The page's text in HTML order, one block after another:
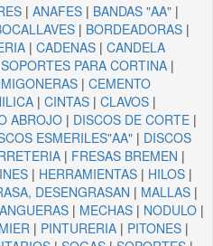
| ANAFES| BANDAS "AA"|
| BORDEADORAS |
| CADENAS | CANDELA
PARA CORTINA |
| CEMENTO
| CINTAS| CLAVOS|
ABROJO| DISCOS DE CORTE|
ESMERILES"AA"| DISCOS
| FRESAS BREMEN |
| HERRAMIENTAS| HILOS|
DESENGRASAN | MALLAS|
| MECHAS| NODULO|
| PINTURERIA| PITONES|